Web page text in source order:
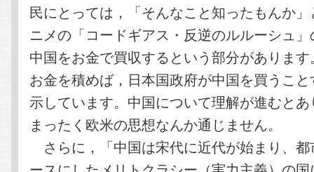
民にとっては，「そんなこと知ったもんか
ニメの「コードギアス・反逆のルルーシュ
中国をお金で買収するという部分がありま
お金を積めば，日本国政府が中国を買うこ
示しています。中国について理解が進むと
まったく欧米の思想なんか通じません。
さらに，「中国は宋代に近代が始まり、